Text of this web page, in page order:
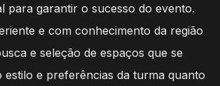
para garantir o sucesso do evento.
e com conhecimento da região
e seleção de espaços que se
estilo e preferências da turma quanto